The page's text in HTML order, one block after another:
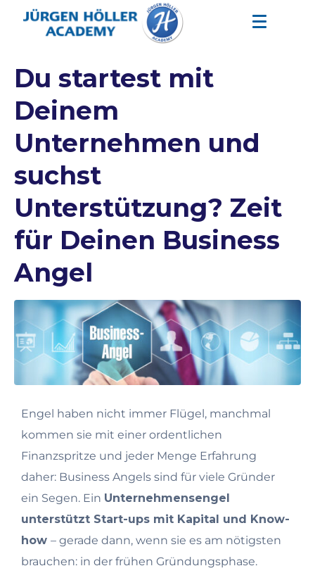
Du startest mit
Deinem
Unternehmen und
suchst
Unterstützung? Zeit
für Deinen Business
Angel
Engel haben nicht immer Flügel, manchmal
kommen sie mit einer ordentlichen
Finanzspritze und jeder Menge Erfahrung
daher: Business Angels sind für viele Gründer
ein Segen. Ein Unternehmensengel
unterstützt Start-ups mit Kapital und Know-
how – gerade dann, wenn sie es am nötigsten
brauchen: in der frühen Gründungsphase.